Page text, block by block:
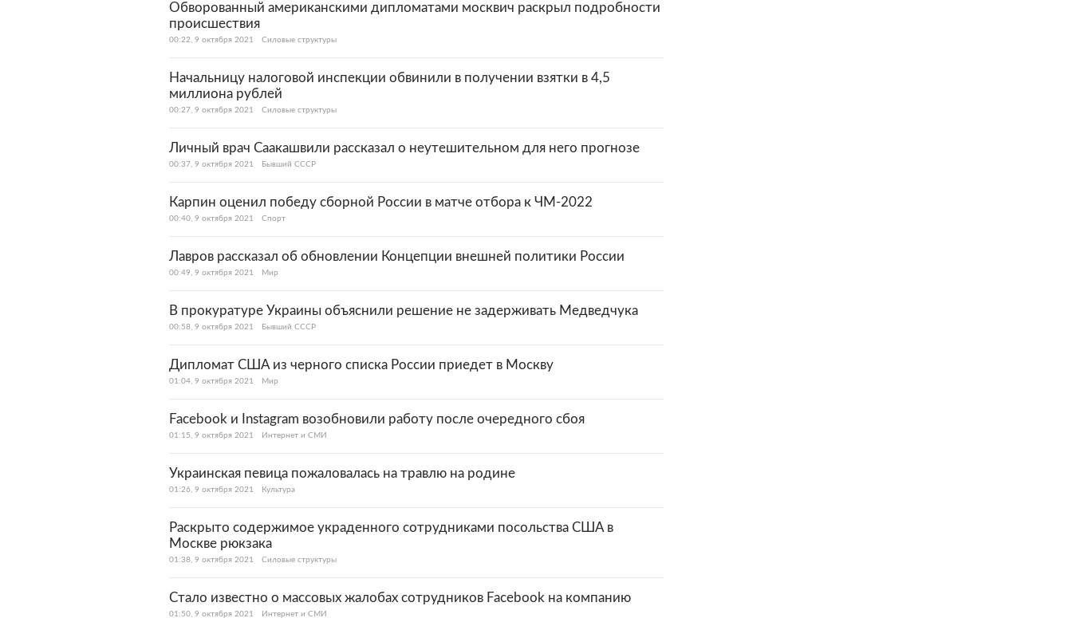
Обворованный американскими дипломатами москвич раскрыл подробности
происшествия
00:22, 9 октября 2021 Силовые структуры
Начальницу налоговой инспекции обвинили в получении взятки в 4,5
миллиона рублей
00:27, 9 октября 2021 Силовые структуры
Личный врач Саакашвили рассказал о неутешительном для него прогнозе
00:37, 9 октября 2021 Бывший СССР
Карпин оценил победу сборной России в матче отбора к ЧМ-2022
00:40, 9 октября 2021 Спорт
Лавров рассказал об обновлении Концепции внешней политики России
00:49, 9 октября 2021 Мир
В прокуратуре Украины объяснили решение не задерживать Медведчука
00:58, 9 октября 2021 Бывший СССР
Дипломат США из черного списка России приедет в Москву
01:04, 9 октября 2021 Мир
Facebook и Instagram возобновили работу после очередного сбоя
01:15, 9 октября 2021 Интернет и СМИ
Украинская певица пожаловалась на травлю на родине
01:26, 9 октября 2021 Культура
Раскрыто содержимое украденного сотрудниками посольства США в
Москве рюкзака
01:38, 9 октября 2021 Силовые структуры
Стало известно о массовых жалобах сотрудников Facebook на компанию
01:50, 9 октября 2021 Интернет и СМИ